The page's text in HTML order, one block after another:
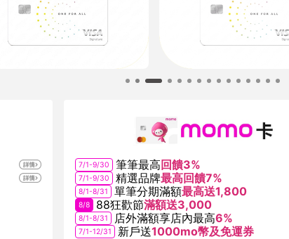
7/1-9/30 筆筆最高回饋3%
7/1-9/30 精選品牌最高回饋7%
8/1-8/31 單筆分期滿額最高送1,800
8/8 88狂歡節滿額送3,000
8/1-8/31 店外滿額享店內最高6%
7/1-12/31 新戶送1000mo幣及免運券